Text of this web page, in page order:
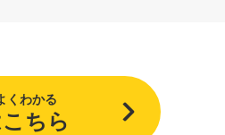
くわかる
ちら